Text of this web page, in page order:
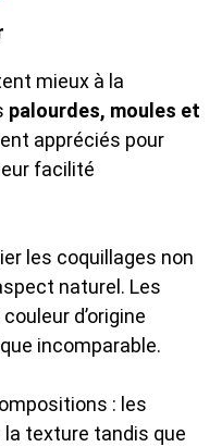
mieux à la
palourdes, moules et
appréciés pour
facilité
les coquillages non
naturel. Les
d’origine
incomparable.
: les
texture tandis que